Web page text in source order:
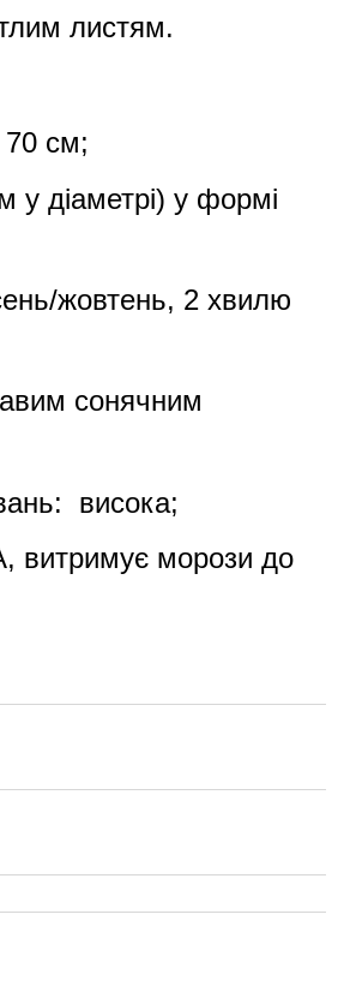
листям.
70 см;
у діаметрі) у формі
жовтень, 2 хвилю
сонячним
висока;
витримує морози до